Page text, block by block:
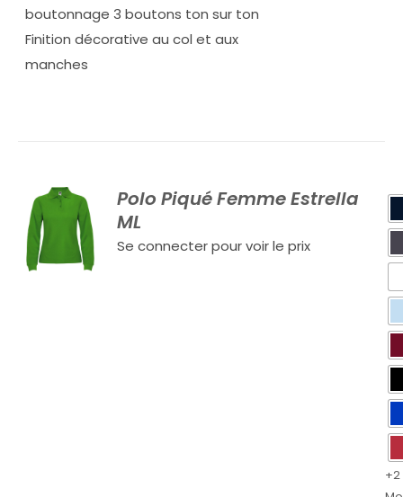
boutonnage 3 boutons ton sur ton
Finition décorative au col et aux
manches
Polo Piqué Femme Estrella
ML
Se connecter pour voir le prix
+2